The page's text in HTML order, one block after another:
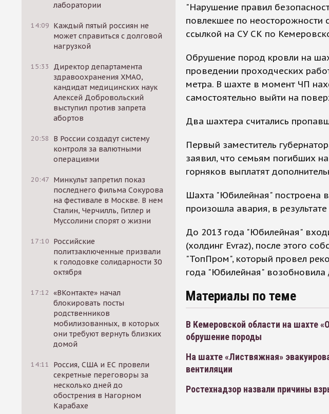
лаборатории
14:09 Каждый пятый россиян не
может справиться с долговой
нагрузкой
15:33
Директор департамента
здравоохранения ХМАО,
кандидат медицинских наук
Алексей Добровольский
выступил против запрета
абортов
20:58
В России создадут систему
контроля за валютными
операциями
20:47 Минкульт запретил показ
последнего фильма Сокурова
на фестивале в Москве. В нем
Сталин, Черчилль, Гитлер и
Муссолини спорят о жизни
17:10 Российские
политзаключенные призвали
к голодовке солидарности 30
октября
17:12 «ВКонтакте» начал
блокировать посты
родственников
мобилизованных, в которых
они требуют вернуть близких
домой
14:11
Россия, США и ЕС провели
секретные переговоры за
несколько дней до
обострения в Нагорном
Карабахе
"Нарушение правил
повлекшее по неосторожности
ссылкой на СУ СК по
Обрушение пород кровли на
проведении проходческих
метра. В шахте в момент ЧП
самостоятельно выйти на
Два шахтера считались
Первый заместитель
заявил, что семьям погибших
горняков выплатят
Шахта "Юбилейная" построена
произошла авария, в
До 2013 года "Юбилейная"
(холдинг Evraz), после этого
"ТопПром", который провел
года "Юбилейная" возобновила
Материалы по теме
В Кемеровской области на шахте
обрушение породы
На шахте «Листвяжная»
вентиляции
Ростехнадзор назвали причины